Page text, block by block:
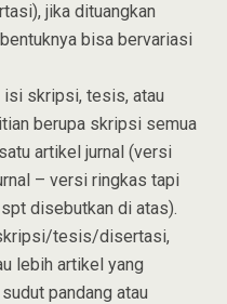
jika dituangkan
bisa bervariasi
isi skripsi, tesis, atau
berupa skripsi semua
artikel jurnal (versi
– versi ringkas tapi
disebutkan di atas).
tesis/disertasi,
lebih artikel yang
pandang atau